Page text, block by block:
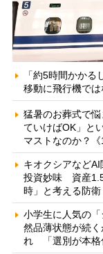
「約5時間かか
移動に飛行機で
猛暑のお葬式で
ていけばOK」と
マストなのか？《
キオクシアなどAI
投資妙味 資産
時」と考える防
小学生に人気の
然品薄状態が続
れ 「選別が本格